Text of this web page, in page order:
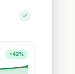
+42%